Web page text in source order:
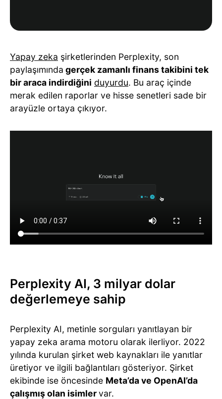
Yapay zeka şirketlerinden Perplexity, son
paylaşımında gerçek zamanlı finans takibini tek
bir araca indirdiğini duyurdu. Bu araç içinde
merak edilen raporlar ve hisse senetleri sade bir
arayüzle ortaya çıkıyor.
Perplexity AI, 3 milyar dolar
değerlemeye sahip
Perplexity AI, metinle sorguları yanıtlayan bir
yapay zeka arama motoru olarak ilerliyor. 2022
yılında kurulan şirket web kaynakları ile yanıtlar
üretiyor ve ilgili bağlantıları gösteriyor. Şirket
ekibinde ise öncesinde Meta’da ve OpenAI’da
çalışmış olan isimlervar.